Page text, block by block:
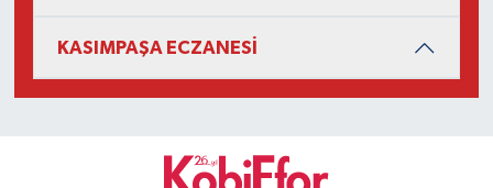
KASIMPAŞA ECZANESİ